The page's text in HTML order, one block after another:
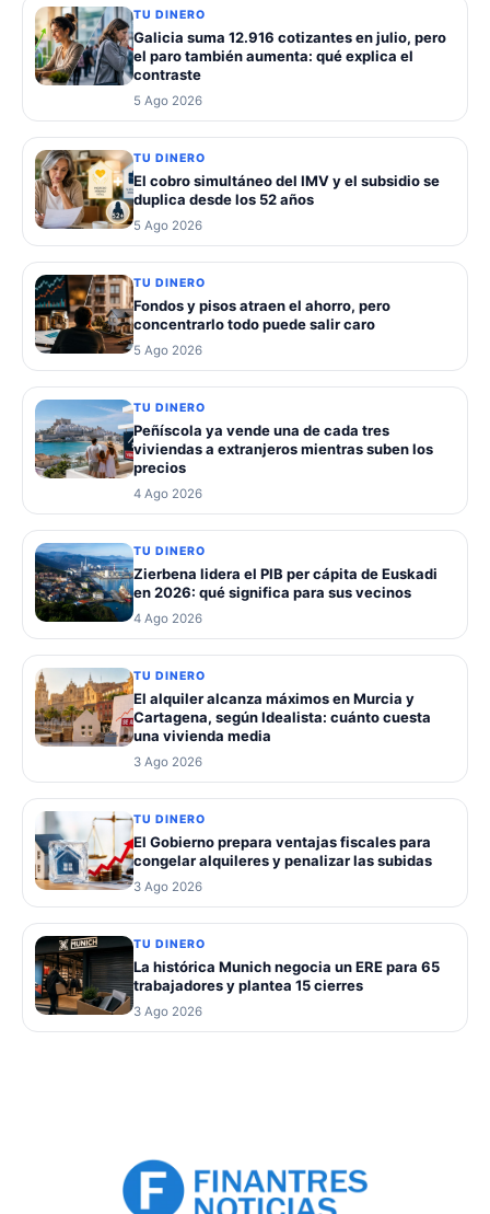
TU DINERO
Galicia suma 12.916 cotizantes en julio, pero
el paro también aumenta: qué explica el
contraste
5 Ago 2026
TU DINERO
El cobro simultáneo del IMV y el subsidio se
duplica desde los 52 años
5 Ago 2026
TU DINERO
Fondos y pisos atraen el ahorro, pero
concentrarlo todo puede salir caro
5 Ago 2026
TU DINERO
Peñíscola ya vende una de cada tres
viviendas a extranjeros mientras suben los
precios
4 Ago 2026
TU DINERO
Zierbena lidera el PIB per cápita de Euskadi
en 2026: qué significa para sus vecinos
4 Ago 2026
TU DINERO
El alquiler alcanza máximos en Murcia y
Cartagena, según Idealista: cuánto cuesta
una vivienda media
3 Ago 2026
TU DINERO
El Gobierno prepara ventajas fiscales para
congelar alquileres y penalizar las subidas
3 Ago 2026
TU DINERO
La histórica Munich negocia un ERE para 65
trabajadores y plantea 15 cierres
3 Ago 2026